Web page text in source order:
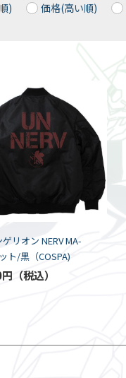
)
価格(高い順)
リオン NERV MA-
ト/黒（COSPA)